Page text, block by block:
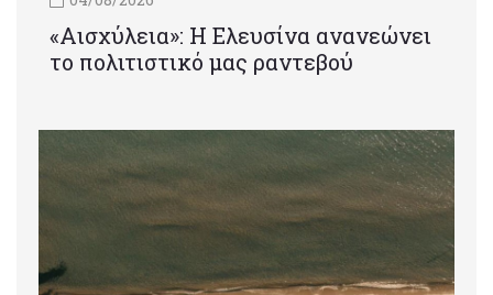
«Αισχύλεια»: Η Ελευσίνα ανανεώνει
το πολιτιστικό μας ραντεβού